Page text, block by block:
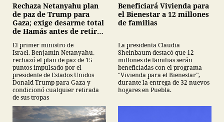
Rechaza Netanyahu plan
de paz de Trump para
Gaza; exige desarme total
de Hamás antes de retirar
El primer ministro de
Israel, Benjamin Netanyahu,
rechazó el plan de paz de 15
puntos impulsado por el
presidente de Estados Unidos
Donald Trump para Gaza y
condicionó cualquier retirada
de sus tropas
Beneficiará Vivienda para
el Bienestar a 12 millones
de familias
La presidenta Claudia
Sheinbaum destacó que 12
millones de familias serán
beneficiadas con el programa
“Vivienda para el Bienestar”,
durante la entrega de 32 nuevos
hogares en Puebla.